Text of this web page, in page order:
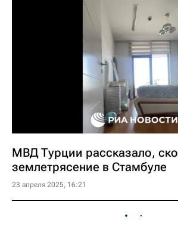
МВД Турции рассказало,
землетрясение в Стамбуле
23 апреля 2025, 16:21